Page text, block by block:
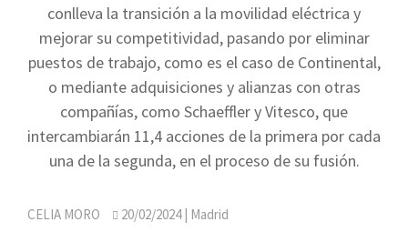
conlleva la transición a la movilidad eléctrica y
mejorar su competitividad, pasando por eliminar
puestos de trabajo, como es el caso de Continental,
o mediante adquisiciones y alianzas con otras
compañías, como Schaeffler y Vitesco, que
intercambiarán 11,4 acciones de la primera por cada
una de la segunda, en el proceso de su fusión.
CELIA MORO 20/02/2024| Madrid